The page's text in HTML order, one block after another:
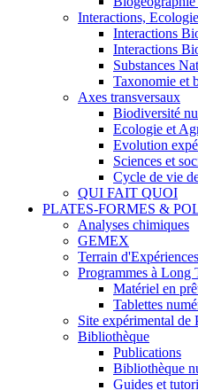
Interactions,
Interactions
Interactions
Substances
Taxonomie et
Axes transversaux
Biodiversité
Ecologie et
Evolution
Sciences et
Cycle de vie
QUI FAIT QUOI
PLATES-FORMES &
Analyses chimiques
GEMEX
Terrain d'Expériences
Programmes à Long
Matériel en
Tablettes
Site expérimental de
Bibliothèque
Publications
Bibliothèque
Guides et